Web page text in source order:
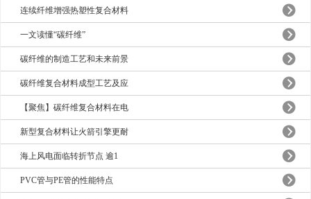
连续纤维增强热塑性复合材料
一文读懂“碳纤维”
碳纤维的制造工艺和未来前景
碳纤维复合材料成型工艺及应
【聚焦】碳纤维复合材料在电
新型复合材料让火箭引擎更耐
海上风电面临转折节点 逾1
PVC管与PE管的性能特点